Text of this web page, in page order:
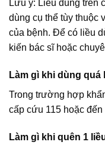
Lưu ý: Liều dùng trên
dùng cụ thể tùy thuộc
của bệnh. Để có liều
kiến bác sĩ hoặc
Làm gì khi dùng quá
Trong trường hợp
cấp cứu 115 hoặc
Làm gì khi quên 1